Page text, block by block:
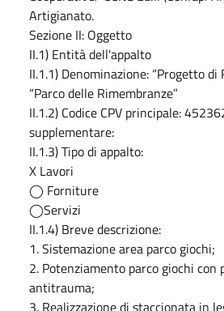
Artigianato.
Sezione II: Oggetto
II.1) Entità dell'appalto
II.1.1) Denominazione: “Progetto
“Parco delle Rimembranze”
II.1.2) Codice CPV principale:
supplementare:
II.1.3) Tipo di appalto:
X Lavori
◯ Forniture
◯Servizi
II.1.4) Breve descrizione:
1. Sistemazione area parco giochi;
2. Potenziamento parco giochi con
antitrauma;
3. Realizzazione di staccionata in